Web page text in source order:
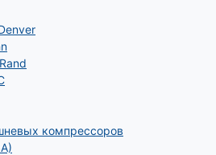
компрессоров